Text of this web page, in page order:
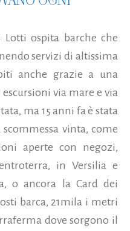
Lotti ospita barche che
servizi di altissima
anche grazie a una
via mare e via
ma 15 anni fa è stata
vinta, come
aperte con negozi,
in Versilia e
o ancora la Card dei
barca, 21mila i metri
dove sorgono il